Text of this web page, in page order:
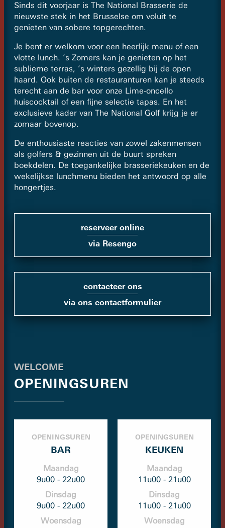
Sinds dit voorjaar is The National Brasserie de
nieuwste stek in het Brusselse om voluit te
genieten van sobere topgerechten.
Je bent er welkom voor een heerlijk menu of een
vlotte lunch. ’s Zomers kan je genieten op het
sublieme terras, ’s winters gezellig bij de open
haard. Ook buiten de restauranturen kan je steeds
terecht aan de bar voor onze Lime-oncello
huiscocktail of een fijne selectie tapas. En het
exclusieve kader van The National Golf krijg je er
zomaar bovenop.
De enthousiaste reacties van zowel zakenmensen
als golfers & gezinnen uit de buurt spreken
boekdelen. De toegankelijke brasseriekeuken en de
wekelijkse lunchmenu bieden het antwoord op alle
hongertjes.
reserveer online
via Resengo
contacteer ons
via ons contactformulier
WELCOME
OPENINGSUREN
OPENINGSUREN
BAR
Maandag
9u00 - 22u00
Dinsdag
9u00 - 22u00
Woensdag
OPENINGSUREN
KEUKEN
Maandag
11u00 - 21u00
Dinsdag
11u00 - 21u00
Woensdag